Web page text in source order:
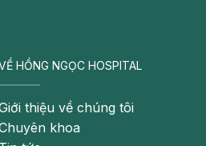
không đủ hormone giáp đi
HỒNG NGỌC HOSPITAL
thiệu về chúng tôi
khoa